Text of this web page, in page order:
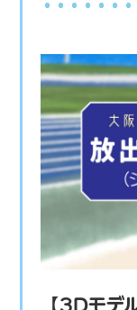
【3Dモデ